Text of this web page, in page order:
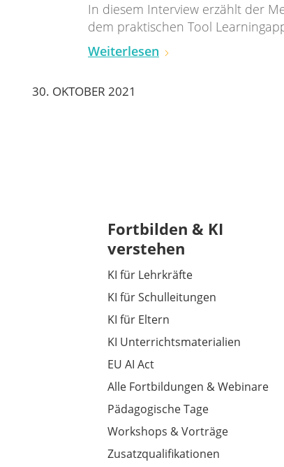
In diesem Interview erzählt der
dem praktischen Tool
Weiterlesen
30. OKTOBER 2021
Fortbilden & KI
verstehen
KI für Lehrkräfte
KI für Schulleitungen
KI für Eltern
KI Unterrichtsmaterialien
EU AI Act
Alle Fortbildungen & Webinare
Pädagogische Tage
Workshops & Vorträge
Zusatzqualifikationen